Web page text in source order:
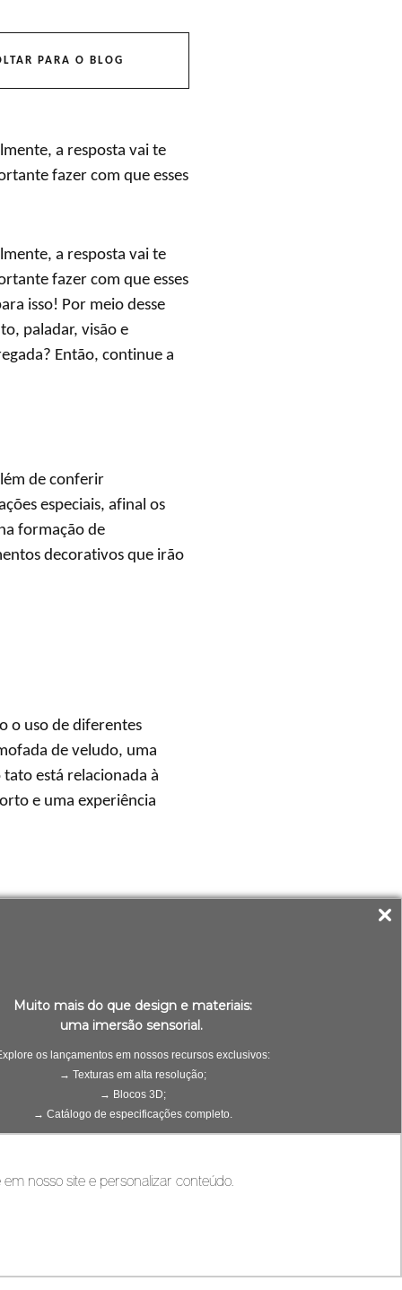
Muito mais do que design e materiais:
uma imersão sensorial.
os lançamentos em nossos recursos exclusivos:
→ Texturas em alta resolução;
→ Blocos 3D;
→ Catálogo de especificações completo.
FAÇA O DOWNLOAD
nosso site e personalizar conteúdo.
PARA O BLOG
a resposta vai te
fazer com que esses
a resposta vai te
fazer com que esses
isso! Por meio desse
paladar, visão e
Então, continue a
de conferir
especiais, afinal os
formação de
decorativos que irão
o uso de diferentes
de veludo, uma
está relacionada à
e uma experiência
existia uma relação entre
uma fruteira como objeto